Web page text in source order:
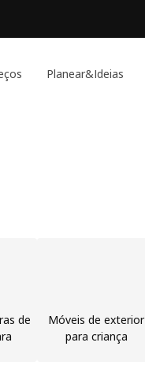
Planear&Ideias
de
Móveis de exterior
para criança